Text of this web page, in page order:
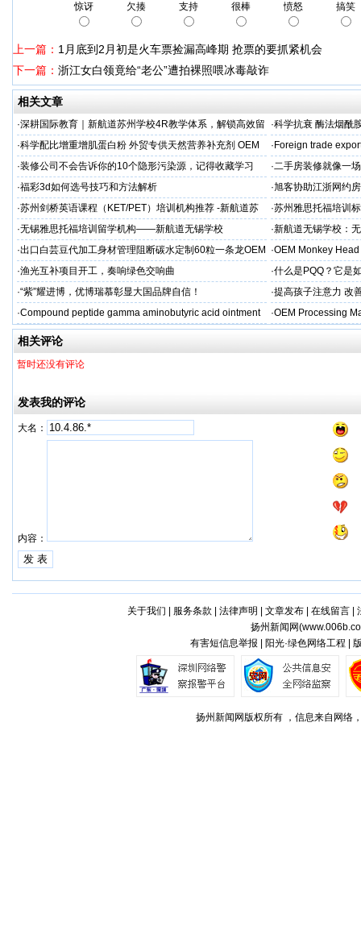
惊讶 欠揍 支持 很棒 愤怒 搞笑
上一篇： 1月底到2月初是火车票捡漏高峰期 抢票的要抓紧机会
下一篇： 浙江女白领竟给“老公”遭拍裸照喂冰毒敲诈
相关文章
·深耕国际教育｜新航道苏州学校4R教学体系，解锁高效留
学备考之路
·科学抗衰 酶法烟酰
M/ODM定制
·科学配比增重增肌蛋白粉 外贸专供天然营养补充剂 OEM
源头定制
· Foreign trade
·装修公司不会告诉你的10个隐形污染源，记得收藏学习 ·二手房装修就像一
糟心！看完这篇再开
·福彩3d如何选号技巧和方法解析 ·旭客协助江浙网约
标杆
·苏州剑桥英语课程（KET/PET）培训机构推荐 -新航道苏
州学校
·苏州雅思托福培训
率领先
·无锡雅思托福培训留学机构——新航道无锡学校 ·新航道无锡学校：
·出口白芸豆代加工身材管理阻断碳水定制60粒一条龙OEM
贴牌
·OEM Monkey
aps
·渔光互补项目开工，奏响绿色交响曲 ·什么是PQQ？它是
·“紫”耀进博，优博瑞慕彰显大国品牌自信！ ·提高孩子注意力 改
·Compound peptide gamma aminobutyric acid ointment ·OEM Processing
相关评论
暂时还没有评论
发表我的评论
大名：
内容：
关于我们 服务条款 法律声明 文章发布| 在线留言|
扬州新闻网(
有害短信息举报 | 阳光·绿色网络工程 |
扬州新闻网版权所有 ，信息来自网络